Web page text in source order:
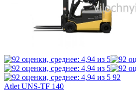
92
Atlet UNS-TF 140